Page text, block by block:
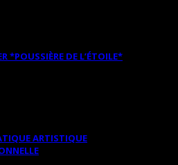
*POUSSIÈRE DE L’ÉTOILE*
ARTISTIQUE